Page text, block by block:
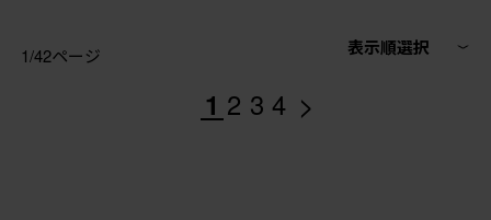
1/42ページ 表示順選択
1 2 3 4 >